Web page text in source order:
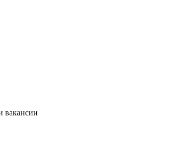
вакансии